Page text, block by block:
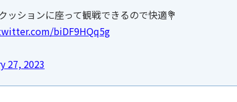
ッションに座って観戦できるので快適💐
biDF9HQq5g
27, 2023